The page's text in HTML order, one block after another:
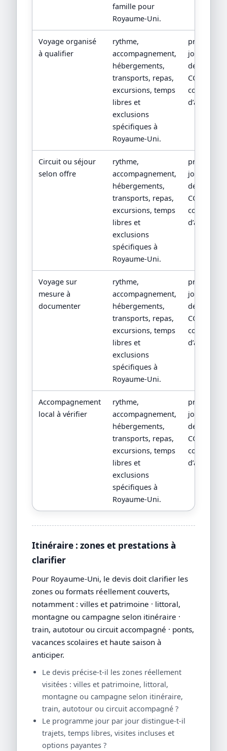
famille pour
Royaume-Uni.
Voyage organisé
à qualifier
rythme,
accompagnement,
hébergements,
transports, repas,
excursions, temps
libres et
exclusions
spécifiques à
Royaume-Uni.
jour par
devis
CGV/CPV et
conditions
Circuit ou séjour
selon offre
rythme,
accompagnement,
hébergements,
transports, repas,
excursions, temps
libres et
exclusions
spécifiques à
Royaume-Uni.
jour par
devis
CGV/CPV et
conditions
Voyage sur
mesure à
documenter
rythme,
accompagnement,
hébergements,
transports, repas,
excursions, temps
libres et
exclusions
spécifiques à
Royaume-Uni.
jour par
devis
CGV/CPV et
conditions
Accompagnement
local à vérifier
rythme,
accompagnement,
hébergements,
transports, repas,
excursions, temps
libres et
exclusions
spécifiques à
Royaume-Uni.
jour par
devis
CGV/CPV et
conditions
Itinéraire : zones et prestations à
clarifier
Pour Royaume-Uni, le devis doit clarifier les
zones ou formats réellement couverts,
notamment : villes et patrimoine · littoral,
montagne ou campagne selon itinéraire ·
train, autotour ou circuit accompagné · ponts,
vacances scolaires et haute saison à
anticiper.
Le devis précise-t-il les zones réellement
visitées : villes et patrimoine, littoral,
montagne ou campagne selon itinéraire,
train, autotour ou circuit accompagné ?
Le programme jour par jour distingue-t-il
trajets, temps libres, visites incluses et
options payantes ?